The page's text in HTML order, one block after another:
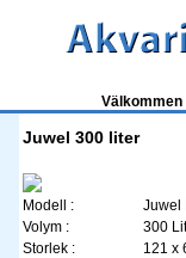
Juwel 300 liter
Modell :
Juwel
Volym :
300
Storlek :
121 x